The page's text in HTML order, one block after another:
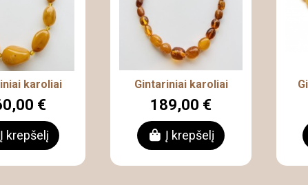
karoliai
€
Į krepšelį
Gintariniai karoliai
189,00 €
Į krepšelį